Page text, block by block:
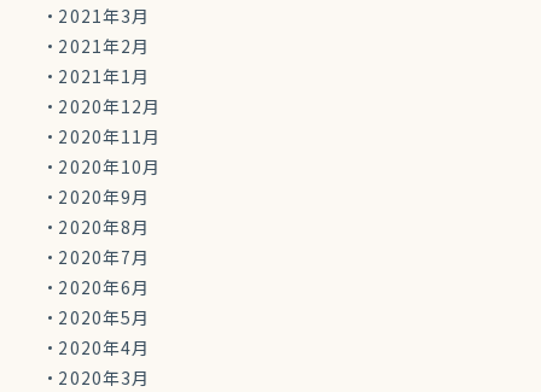
2021年3月
2021年2月
2021年1月
2020年12月
2020年11月
2020年10月
2020年9月
2020年8月
2020年7月
2020年6月
2020年5月
2020年4月
2020年3月